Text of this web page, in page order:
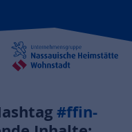
#ffin-